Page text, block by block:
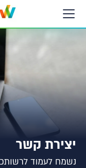
יצירת קשר
נשמח לעמוד